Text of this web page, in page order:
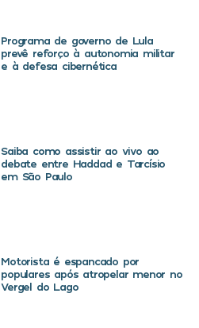
Programa de governo de Lula
prevê reforço à autonomia militar
e à defesa cibernética
Saiba como assistir ao vivo ao
debate entre Haddad e Tarcísio
em São Paulo
Motorista é espancado por
populares após atropelar menor no
Vergel do Lago